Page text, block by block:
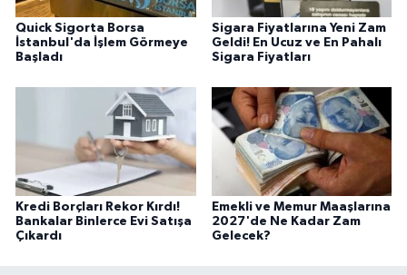
Quick Sigorta Borsa
İstanbul'da İşlem Görmeye
Başladı
Sigara Fiyatlarına Yeni Zam
Geldi! En Ucuz ve En Pahalı
Sigara Fiyatları
Kredi Borçları Rekor Kırdı!
Bankalar Binlerce Evi Satışa
Çıkardı
Emekli ve Memur Maaşlarına
2027'de Ne Kadar Zam
Gelecek?